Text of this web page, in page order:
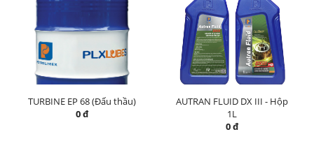
TURBINE EP 68 (Đấu thầu)
0 đ
AUTRAN FLUID DX III - Hộp
1L
0 đ